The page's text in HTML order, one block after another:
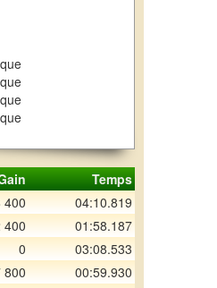
Temps
400
04:10.819
400
01:58.187
0
03:08.533
800
00:59.930